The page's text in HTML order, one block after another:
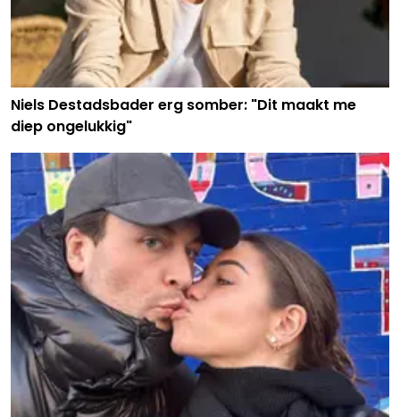
Niels Destadsbader erg somber: "Dit maakt me
diep ongelukkig"